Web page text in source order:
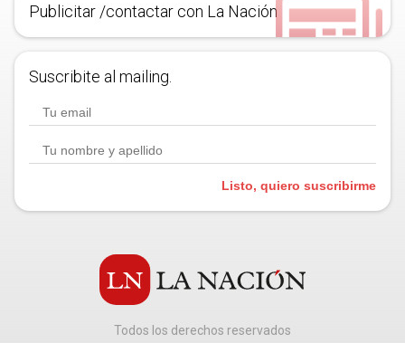
Publicitar /contactar con La Nación
Suscribite al mailing.
Listo, quiero suscribirme
Todos los derechos reservados